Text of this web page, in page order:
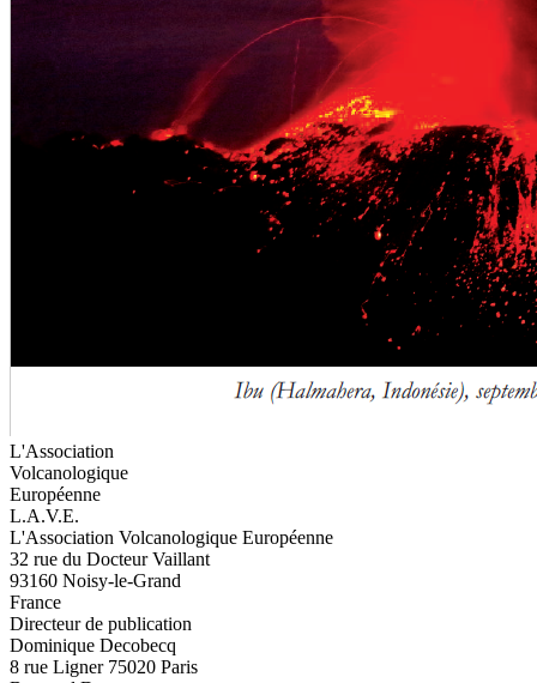
L'Association
Volcanologique
Européenne
L.A.V.E.
L'Association Volcanologique Européenne
32 rue du Docteur Vaillant
93160 Noisy-le-Grand
France
Directeur de publication
Dominique Decobecq
8 rue Ligner 75020 Paris